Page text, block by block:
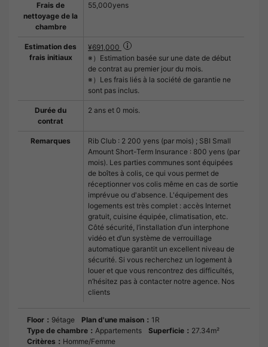
Frais de
nettoyage de la
chambre
55,000yens
Estimation des
frais initiaux
¥691,000
※）Estimation basée sur une date de début
de contrat au premier jour du mois.
※）Les frais liés à la société de garantie ne
sont pas inclus.
Durée du
contrat
2 ans et 0 mois.
Remarques
Rib Club : 2 200 yens (par mois) ; SBI Small
Amount Short-Term Insurance : 800 yens (par
mois). Les parties communes sont équipées
de boîtes à colis, ce qui vous permet de
réceptionner vos colis même en cas de sortie
imprévue ou d'absence. L'équipement des
logements est très complet : accès Internet
gratuit, cuisine équipée, climatisation, etc.
Côté sécurité, l’installation d’un interphone
vidéo et d’un système de verrouillage
automatique garantit un excellent niveau de
sécurité. Si vous recherchez un logement à
louer et que vous rencontrez des difficultés,
n’hésitez pas à contacter notre agence. Nos
clients
Floor： 9étage Plan d'une maison： 1R
Type de chambre： Appartements Superficie： 27.34m²
Critères： Homme/Femme